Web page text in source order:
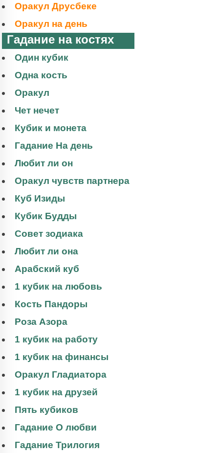
Оракул Друсбеке
Оракул на день
Гадание на костях
Один кубик
Одна кость
Оракул
Чет нечет
Кубик и монета
Гадание На день
Любит ли он
Оракул чувств партнера
Куб Изиды
Кубик Будды
Совет зодиака
Любит ли она
Арабский куб
1 кубик на любовь
Кость Пандоры
Роза Азора
1 кубик на работу
1 кубик на финансы
Оракул Гладиатора
1 кубик на друзей
Пять кубиков
Гадание О любви
Гадание Трилогия